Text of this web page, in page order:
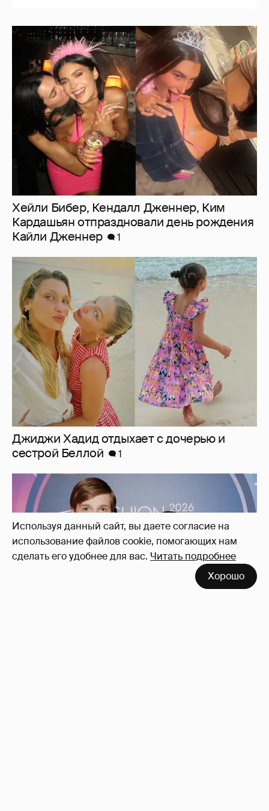
Используя данный сайт, вы даете согласие на
использование файлов cookie, помогающих нам
сделать его удобнее для вас. Читать подробнее
Хорошо
Хейли Бибер, Кендалл Дженнер, Ким
Кардашьян отпраздновали день рождения
Кайли Дженнер
1
Джиджи Хадид отдыхает с дочерью и
сестрой Беллой
1